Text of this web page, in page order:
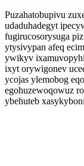
Puzahatobupivu
udaduhadegyt
fugirucosorysuga
ytysivypan afeq
ywikyv
ixyt orywigonev
ycojas ylemobog
egohuzewoqowuz
ybehuteb